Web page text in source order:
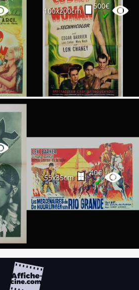
100x200cm
500€
✔
55x35cm
40€
✔